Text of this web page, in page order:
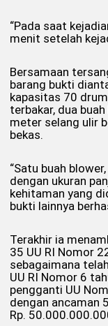
“Pada saat
menit setelah
Bersamaan
barang bukti
kapasitas 70
terbakar, dua
meter selang ulir
bekas.
“Satu buah
dengan ukuran
kehitaman yang
bukti lainnya
Terakhir ia
35 UU RI Nomor
sebagaimana
UU RI Nomor 6
pengganti UU
dengan ancaman
Rp.